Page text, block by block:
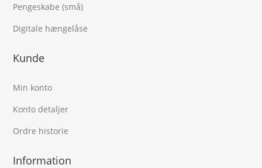
Pengeskabe (små)
Digitale hængelåse
Kunde
Min konto
Konto detaljer
Ordre historie
Information